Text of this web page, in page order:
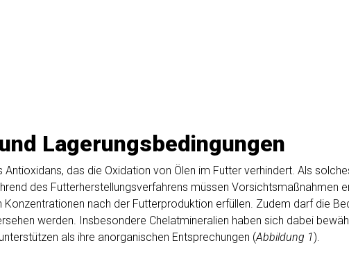
Lagerungsbedingungen
das die Oxidation von Ölen im Futter verhindert. Als
des Futterherstellungsverfahrens müssen Vorsichtsmaßnahmen
nach der Futterproduktion erfüllen. Zudem darf die
werden. Insbesondere Chelatmineralien haben sich dabei
als ihre anorganischen Entsprechungen (Abbildung 1).